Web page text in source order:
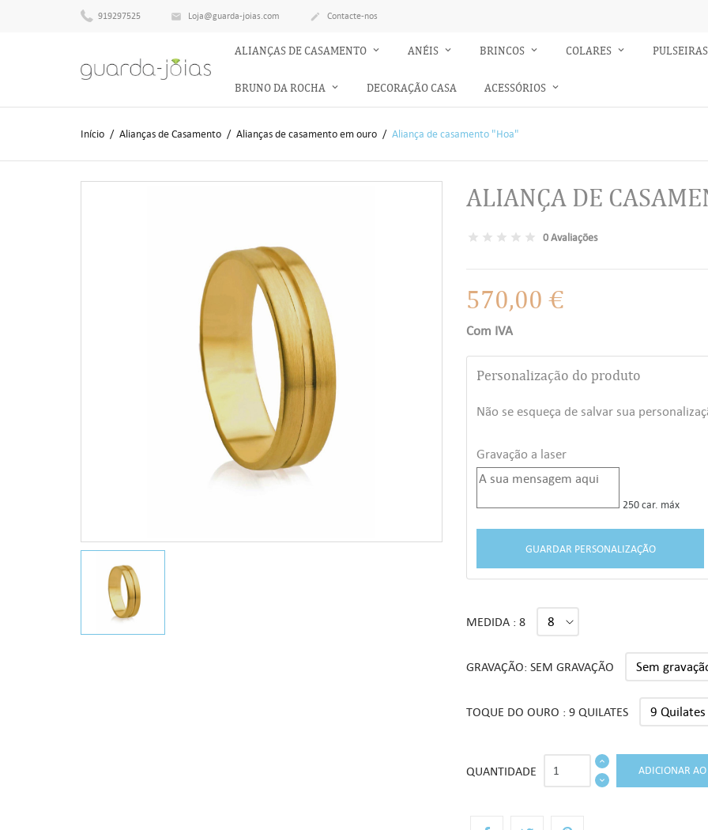
919297525  Loja@guarda-joias.com  Contacte-nos
ALIANÇAS DE CASAMENTO ANÉIS BRINCOS COLARES
BRUNO DA ROCHA DECORAÇÃO CASA ACESSÓRIOS
Início Alianças de Casamento Alianças de casamento em ouro Aliança de casamento "Hoa"
ALIANÇA DE
0 Avaliações
570,00 €
Com IVA
Personalização do produto
Não se esqueça de salvar sua
Gravação a laser
250 car. máx
GUARDAR PERSONALIZAÇÃO
MEDIDA : 8
GRAVAÇÃO: SEM GRAVAÇÃO
TOQUE DO OURO : 9 QUILATES
QUANTIDADE ADICIONAR